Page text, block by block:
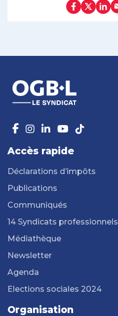
Accès rapide
Déclarations d’impôts
Publications
Communiqués
14 Syndicats professionnels
Médiathèque
Newsletter
Agenda
Elections sociales 2024
Organisation